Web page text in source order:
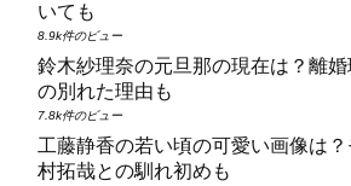
いても
8.9k件のビュー
鈴木紗理奈の元旦那の現在は？離
の別れた理由も
7.8k件のビュー
工藤静香の若い頃の可愛い画像は
村拓哉との馴れ初めも